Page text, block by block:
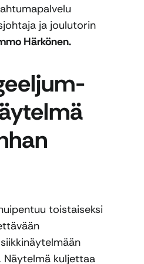
ja joulutorin
Härkönen.
toistaiseksi
Näytelmä kuljettaa